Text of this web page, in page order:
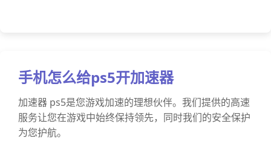
手机怎么给ps5开加速器
加速器 ps5是您游戏加速的理想伙伴。我们提供的高速
服务让您在游戏中始终保持领先，同时我们的安全保护
为您护航。